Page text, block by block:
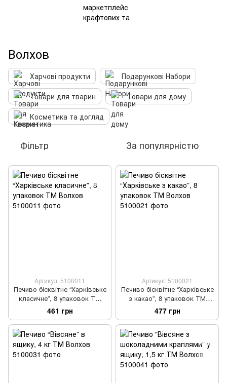
Волхов
Харчові продукти
Подарункові Набори
Товари для тварин
Товари для дому
Косметика та догляд
Фільтр За популярністю
Артикул: 5100011
Печиво бісквітне “Харківське
класичне”, 8 упаковок ТМ
Волхов
461 грн
Артикул: 5100021
Печиво бісквітне “Харківське
з какао”, 8 упаковок ТМ
Волхов
477 грн